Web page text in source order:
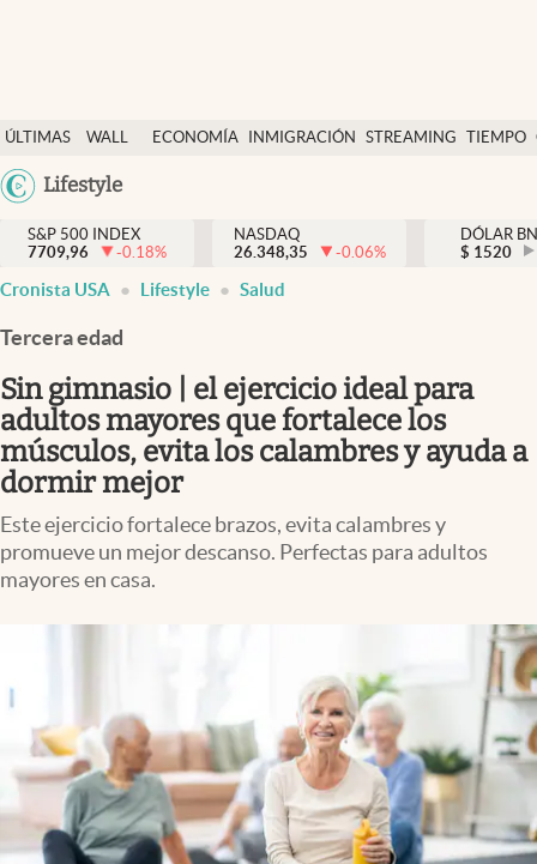
ÚLTIMAS
NOTICIAS
WALL
Y
DÓLAR
ECONOMÍA INMIGRACIÓN STREAMING TIEMPO
México
Lifestyle
Finanzas y economía
Wall Street y dólar
Inmigración
Espiritual
Streaming
Lifestyle
S&P 500 INDEX
7709,96
-0.18%
NASDAQ
26.348,35
-0.06%
DÓLAR
$ 1520
Cronista USA Lifestyle Salud
Tercera edad
Sin gimnasio | el ejercicio ideal para
adultos mayores que fortalece los
músculos, evita los calambres y ayuda a
dormir mejor
Este ejercicio fortalece brazos, evita calambres y
promueve un mejor descanso. Perfectas para adultos
mayores en casa.